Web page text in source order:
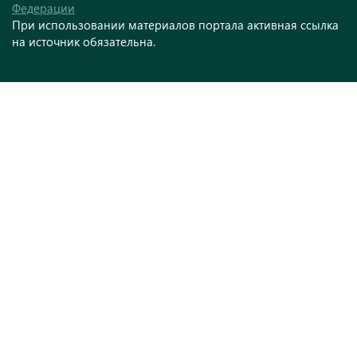
Федерации
При использовании материалов портала активная ссылка
на источник обязательна.